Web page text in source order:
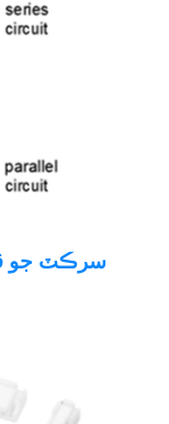
سرڪٽ جو